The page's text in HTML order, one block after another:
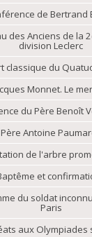
de Bertrand
des Anciens de la
division Leclerc
classique du
Monnet. Le
du Père Benoît
Antoine
de l'arbre
et
du soldat
Paris
aux